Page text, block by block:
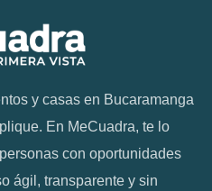
y casas en Bucaramanga
En MeCuadra, te lo
con oportunidades
ágil, transparente y sin